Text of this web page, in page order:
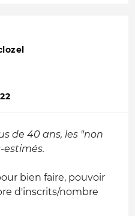
de 40 ans, les "non
estimés.
bien faire, pouvoir
d'inscrits/nombre